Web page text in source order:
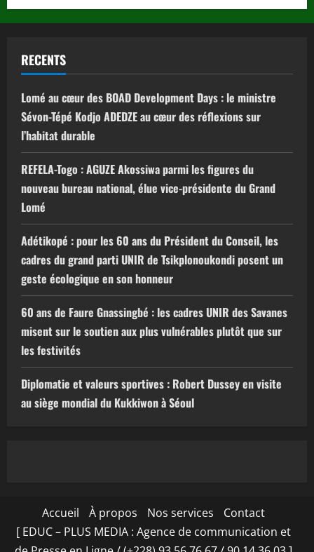
RECENTS
Lomé au cœur des BOAD Development Days : le ministre
Sévon-Tépé Kodjo ADEDZE au cœur des réflexions sur
l’habitat durable
REFELA-Togo : AGUZE Akossiwa parmi les figures du
nouveau bureau national, élue vice-présidente du Grand
Lomé
Adétikopé : pour les 60 ans du Président du Conseil, les
cadres du grand parti UNIR de Tsikplonoukondi posent un
geste écologique en son honneur
60 ans de Faure Gnassingbé : les cadres UNIR des Savanes
misent sur le soutien aux plus vulnérables plutôt que sur
les festivités
Diplomatie et valeurs sportives : Robert Dussey en visite
au siège mondial du Kukkiwon à Séoul
Accueil À propos Nos services
Contact
[ EDUC – PLUS MEDIA : Agence de communication et